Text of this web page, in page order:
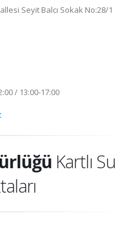
Seyit Balcı Sokak No:28/1
/ 13:00-17:00
Kartlı Su